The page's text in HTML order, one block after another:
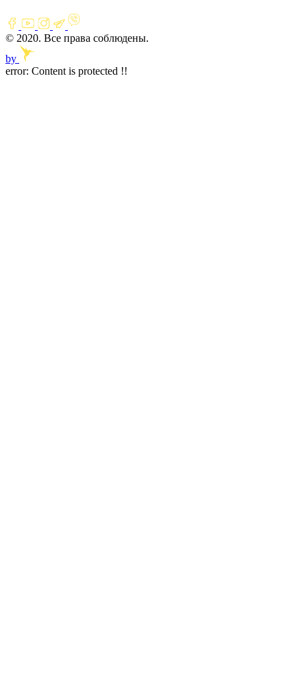
© 2020. Все права соблюдены.
by
error: Content is protected !!